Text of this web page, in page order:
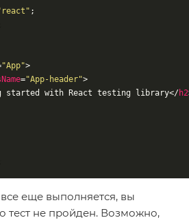
;
"App">
="App-header">
started with React testing library</h2
еще выполняется, вы
тест не пройден. Возможно,